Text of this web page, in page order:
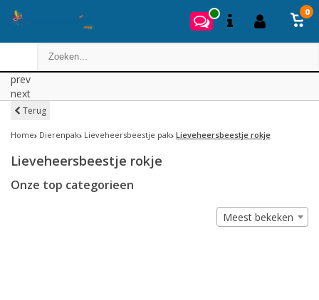
0
prev
next
Terug
Home Dierenpak Lieveheersbeestje pak Lieveheersbeestje rokje
Lieveheersbeestje rokje
Onze top categorieen
Meest bekeken